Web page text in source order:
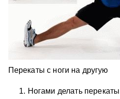
Перекаты с ноги на другую
Ногами делать